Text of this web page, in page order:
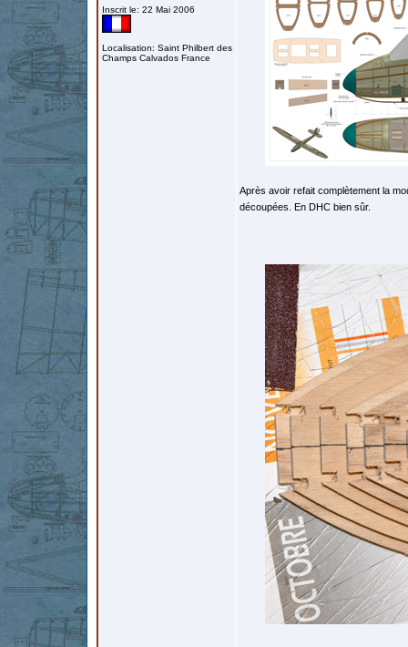
Inscrit le: 22 Mai 2006
Localisation: Saint Philbert des
Champs Calvados France
Après avoir refait complètement la
découpées. En DHC bien sûr.